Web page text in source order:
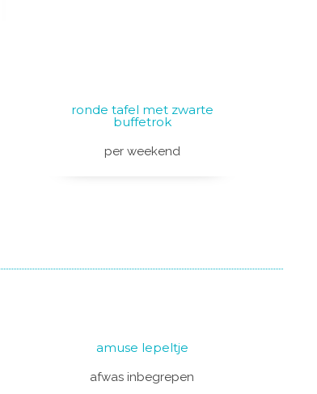
ronde tafel met zwarte
buffetrok
per weekend
amuse lepeltje
afwas inbegrepen